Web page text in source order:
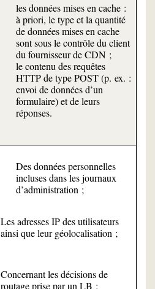
les données mises en cache :
à priori, le type et la quantité
de données mises en cache
sont sous le contrôle du client
du fournisseur de CDN ;
le contenu des requêtes
HTTP de type POST (p. ex. :
envoi de données d’un
formulaire) et de leurs
réponses.
Des données personnelles
incluses dans les journaux
d’administration ;
Les adresses IP des utilisateurs
ainsi que leur géolocalisation ;
Concernant les décisions de
routage prise par un LB :